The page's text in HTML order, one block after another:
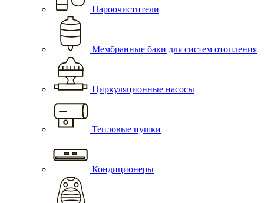
Пароочистители
Мембранные баки для систем отопления
Циркуляционные насосы
Тепловые пушки
Кондиционеры